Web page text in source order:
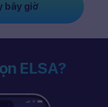
bây giờ
ELSA?